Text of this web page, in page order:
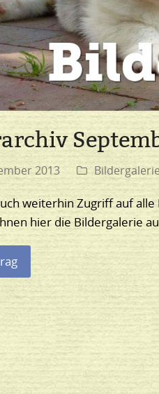
2013 Bildergalerie
weiterhin Zugriff auf
hier die Bildergalerie